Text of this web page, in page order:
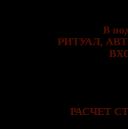
В
РИТУАЛ,
РАСЧЕТ